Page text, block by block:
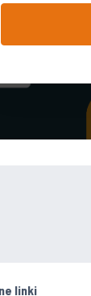
linki